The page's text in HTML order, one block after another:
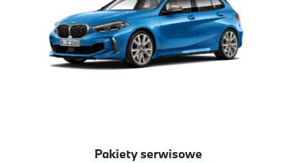
Pakiety serwisowe